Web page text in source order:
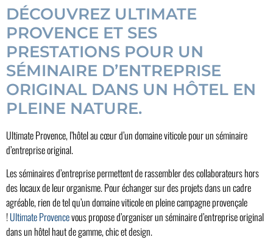
DÉCOUVREZ ULTIMATE
PROVENCE ET SES
PRESTATIONS POUR UN
SÉMINAIRE D’ENTREPRISE
ORIGINAL DANS UN HÔTEL EN
PLEINE NATURE.
Ultimate Provence, l’hôtel au cœur d’un domaine viticole pour un séminaire
d’entreprise original.
Les séminaires d’entreprise permettent de rassembler des collaborateurs hors
des locaux de leur organisme. Pour échanger sur des projets dans un cadre
agréable, rien de tel qu’un domaine viticole en pleine campagne provençale
!Ultimate Provencevous propose d’organiser un séminaire d’entreprise original
dans un hôtel haut de gamme, chic et design.